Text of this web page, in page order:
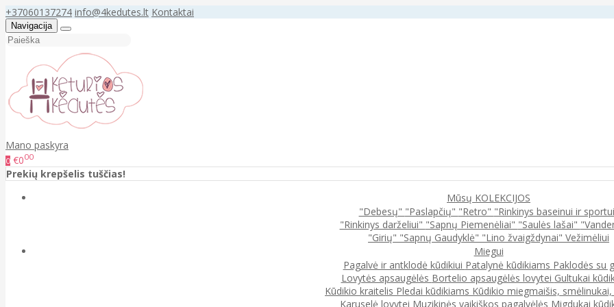
+37060137274 info@4kedutes.lt Kontaktai
Navigacija
Mano paskyra
0 €000
Prekių krepšelis tuščias!
Mūsų KOLEKCIJOS
"Debesų" "Paslapčių" "Retro" "Rinkinys baseinui ir
"Rinkinys darželiui" "Sapnų Piemenėliai" "Saulės lašai"
"Girių" "Sapnų Gaudyklė" "Lino žvaigždynai" Vežimėliui
Miegui
Pagalvė ir antklodė kūdikiui Patalynė kūdikiams Paklodės su
Lovytės apsaugėlės Bortelio apsaugėlės lovytei Gultukai
Kūdikio kraitelis Pledai kūdikiams Kūdikio miegmaišis,
Karuselė lovytei Muzikinės vaikiškos pagalvėlės Migdukai